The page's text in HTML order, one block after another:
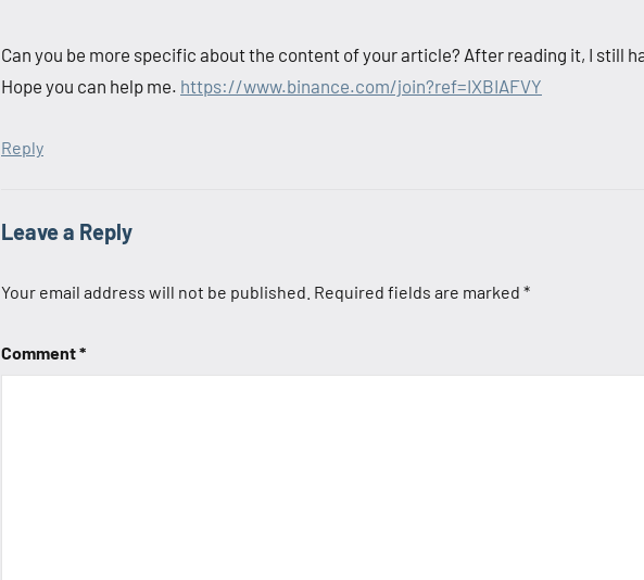
Can you be more specific about the content of your article? After reading it, I still
Hope you can help me. https://www.binance.com/join?ref=IXBIAFVY
Reply
Leave a Reply
Your email address will not be published. Required fields are marked *
Comment*